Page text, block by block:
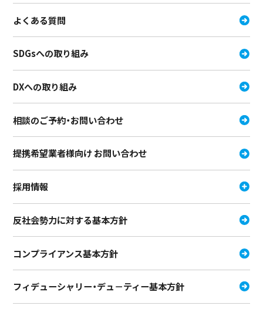
よくある質問
SDGsへの取り組み
DXへの取り組み
相談のご予約・お問い合わせ
提携希望業者様向け お問い合わせ
採用情報
反社会勢力に対する基本方針
コンプライアンス基本方針
フィデューシャリー・デュ－ティー基本方針